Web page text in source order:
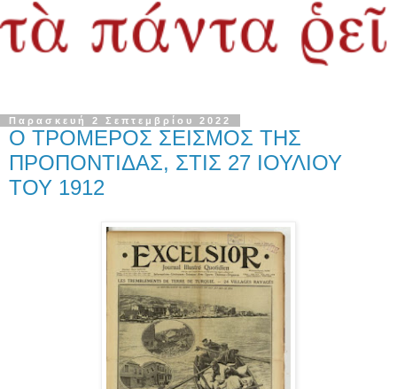
Παρασκευή 2 Σεπτεμβρίου 2022
Ο ΤΡΟΜΕΡΟΣ ΣΕΙΣΜΟΣ ΤΗΣ
ΠΡΟΠΟΝΤΙΔΑΣ, ΣΤΙΣ 27 ΙΟΥΛΙΟΥ
ΤΟΥ 1912